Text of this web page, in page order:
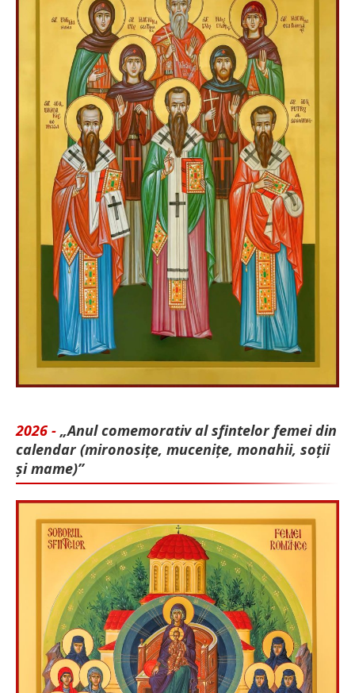
2026 - „Anul comemorativ al sfintelor femei din
calendar (mironosițe, mu­cenițe, monahii, soții
și mame)”